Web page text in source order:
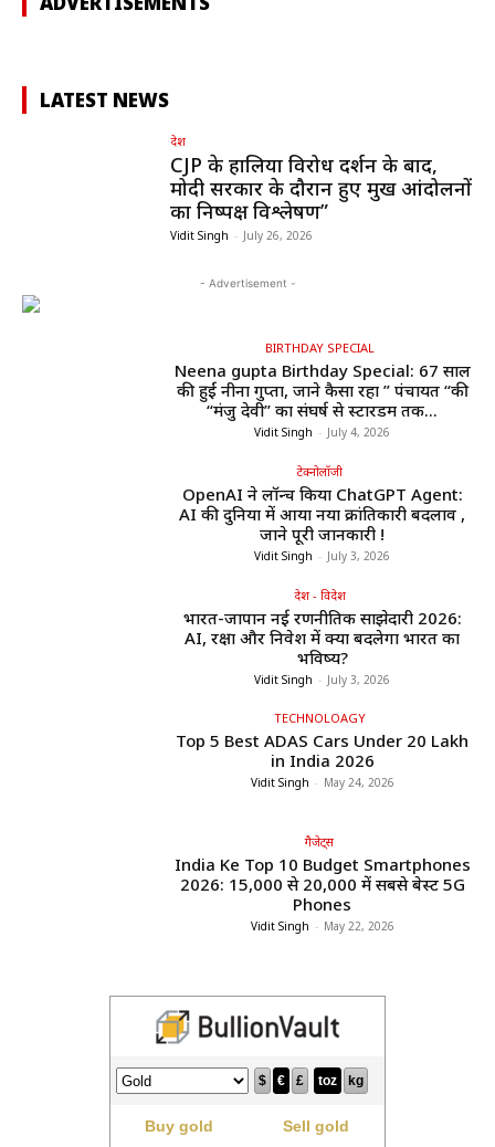
LATEST NEWS
देश
CJP के हालिया विरोध प्रदर्शन के बाद,
मोदी सरकार के दौरान हुए प्रमुख आंदोलनों
का निष्पक्ष विश्लेषण”
Vidit Singh - July 26, 2026
- Advertisement -
BIRTHDAY SPECIAL
Neena gupta Birthday Special: 67 साल
की हुईं नीना गुप्ता, जाने कैसा रहा ” पंचायत “की
“मंजु देवी” का संघर्ष से स्टारडम तक...
Vidit Singh - July 4, 2026
टेक्नोलॉजी
OpenAI ने लॉन्च किया ChatGPT Agent:
AI की दुनिया में आया नया क्रांतिकारी बदलाव ,
जाने पूरी जानकारी !
Vidit Singh - July 3, 2026
देश - विदेश
भारत-जापान नई रणनीतिक साझेदारी 2026:
AI, रक्षा और निवेश में क्या बदलेगा भारत का
भविष्य?
Vidit Singh - July 3, 2026
TECHNOLOAGY
Top 5 Best ADAS Cars Under ₹20 Lakh
in India 2026
Vidit Singh - May 24, 2026
गैजेट्स
India Ke Top 10 Budget Smartphones
2026: ₹15,000 से ₹20,000 में सबसे बेस्ट 5G
Phones
Vidit Singh - May 22, 2026